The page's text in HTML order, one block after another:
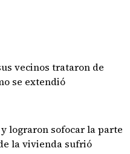
vecinos trataron de
se extendió
lograron sofocar la parte
la vivienda sufrió